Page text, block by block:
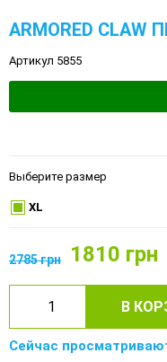
ARMORED CLAW
Артикул 5855
Выберите размер
XL
2785грн 1810 грн
В
Сейчас